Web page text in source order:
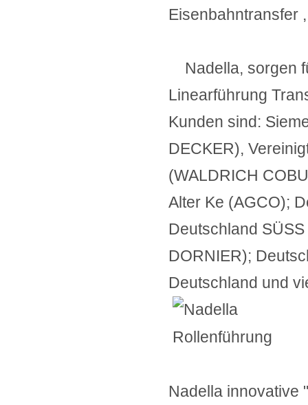
Eisenbahntransfer
Nadella, sorgen
Linearführung
Kunden sind:
DECKER),
(WALDRICH
Alter Ke (AGCO);
Deutschland
DORNIER);
Deutschland und
Nadella innovative